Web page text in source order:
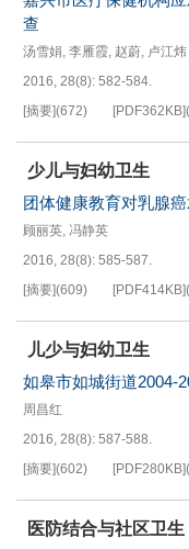
查
汤雪娟, 李雁霞, 赵蔚, 卢江炜
2016, 28(8): 582-584.
[摘要](672) [PDF362KB](
少儿与妇幼卫生
团体健康教育对乳腺
顾丽英, 冯静英
2016, 28(8): 585-587.
[摘要](609) [PDF414KB](
儿少与妇幼卫生
如皋市如城街道2004-
周昌红
2016, 28(8): 587-588.
[摘要](602) [PDF280KB](
医防结合与社区卫生